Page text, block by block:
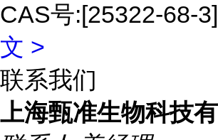
CAS号:[25322-68-3]
文 >
联系我们
上海甄准生物科技